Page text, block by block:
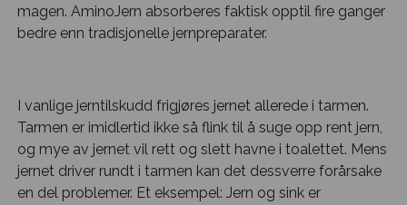
magen. AminoJern absorberes faktisk opptil fire ganger
bedre enn tradisjonelle jernpreparater.
I vanlige jerntilskudd frigjøres jernet allerede i tarmen.
Tarmen er imidlertid ikke så flink til å suge opp rent jern,
og mye av jernet vil rett og slett havne i toalettet. Mens
jernet driver rundt i tarmen kan det dessverre forårsake
en del problemer. Et eksempel: Jern og sink er